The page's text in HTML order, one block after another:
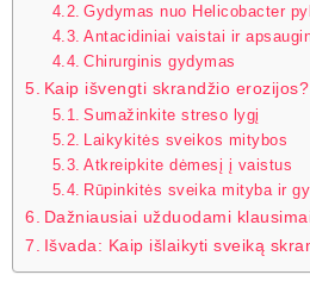
Gydymas nuo Helicobacter
Antacidiniai vaistai ir
Chirurginis gydymas
Kaip išvengti skrandžio erozijos?
Sumažinkite streso lygį
Laikykitės sveikos mitybos
Atkreipkite dėmesį į vaistus
Rūpinkitės sveika mityba ir
Dažniausiai užduodami
Išvada: Kaip išlaikyti sveiką